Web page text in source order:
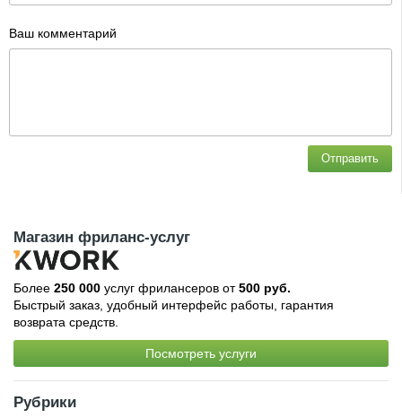
Ваш комментарий
Отправить
Магазин фриланс-услуг
Более 250 000 услуг фрилансеров от500 руб.
Быстрый заказ, удобный интерфейс работы, гарантия
возврата средств.
Посмотреть услуги
Рубрики